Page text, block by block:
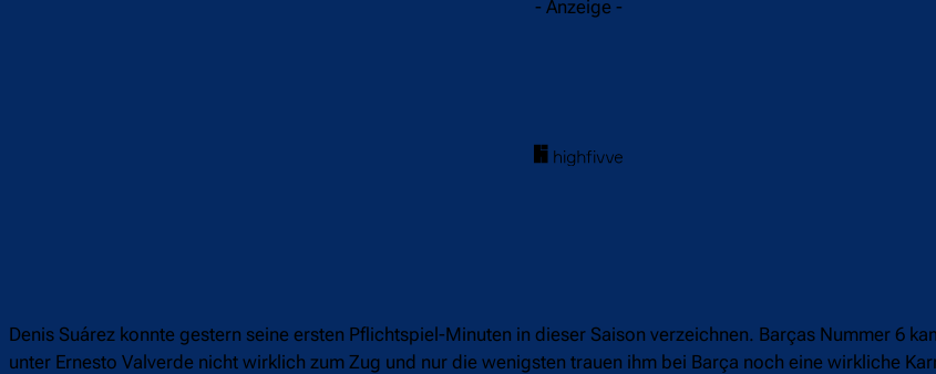
- Anzeige -
Denis Suárez konnte gestern seine ersten Pflichtspiel-Minuten in dieser Saison verzeichnen. Barças Nummer 6
unter Ernesto Valverde nicht wirklich zum Zug und nur die wenigsten trauen ihm bei Barça noch eine wirkliche